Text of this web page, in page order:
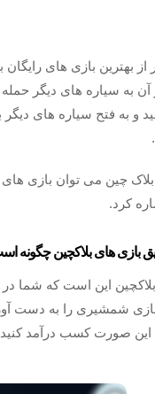
به سیاره های دیگر
و به فتح سیاره های دیگر
بازی های بلاکچین چگونه
این است که شما در
شمشیری را به دست
این صورت کسب درآمد